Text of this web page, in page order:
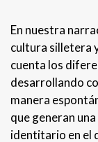
En nuestra
cultura silletera
cuenta los
desarrollando
manera
que generan
identitario en el